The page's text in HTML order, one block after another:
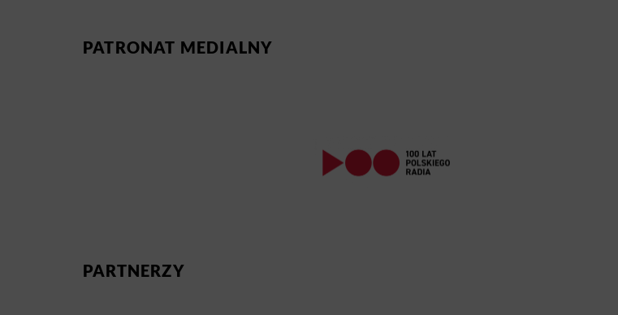
PATRONAT MEDIALNY
PARTNERZY